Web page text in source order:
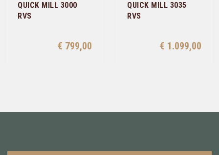
QUICK MILL 3000
RVS
€ 799,00
QUICK MILL 3035
RVS
€ 1.099,00